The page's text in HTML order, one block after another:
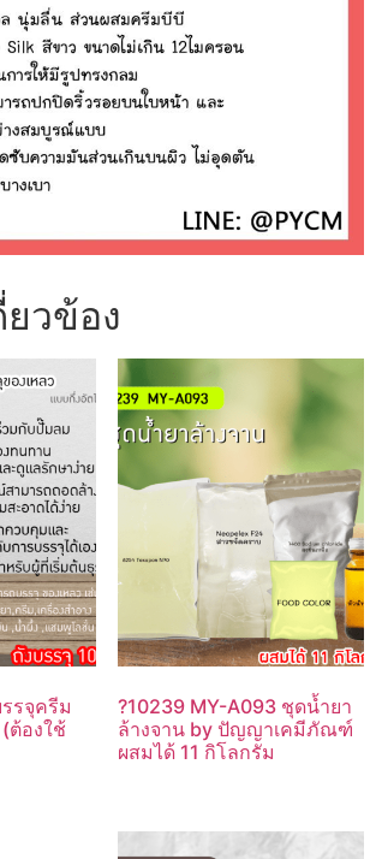
วข้อง
รจุครีม
ต้องใช้
?10239 MY-A093 ชุดน้ำยา
ล้างจาน by ปัญญาเคมีภัณฑ์
ผสมได้ 11 กิโลกรัม